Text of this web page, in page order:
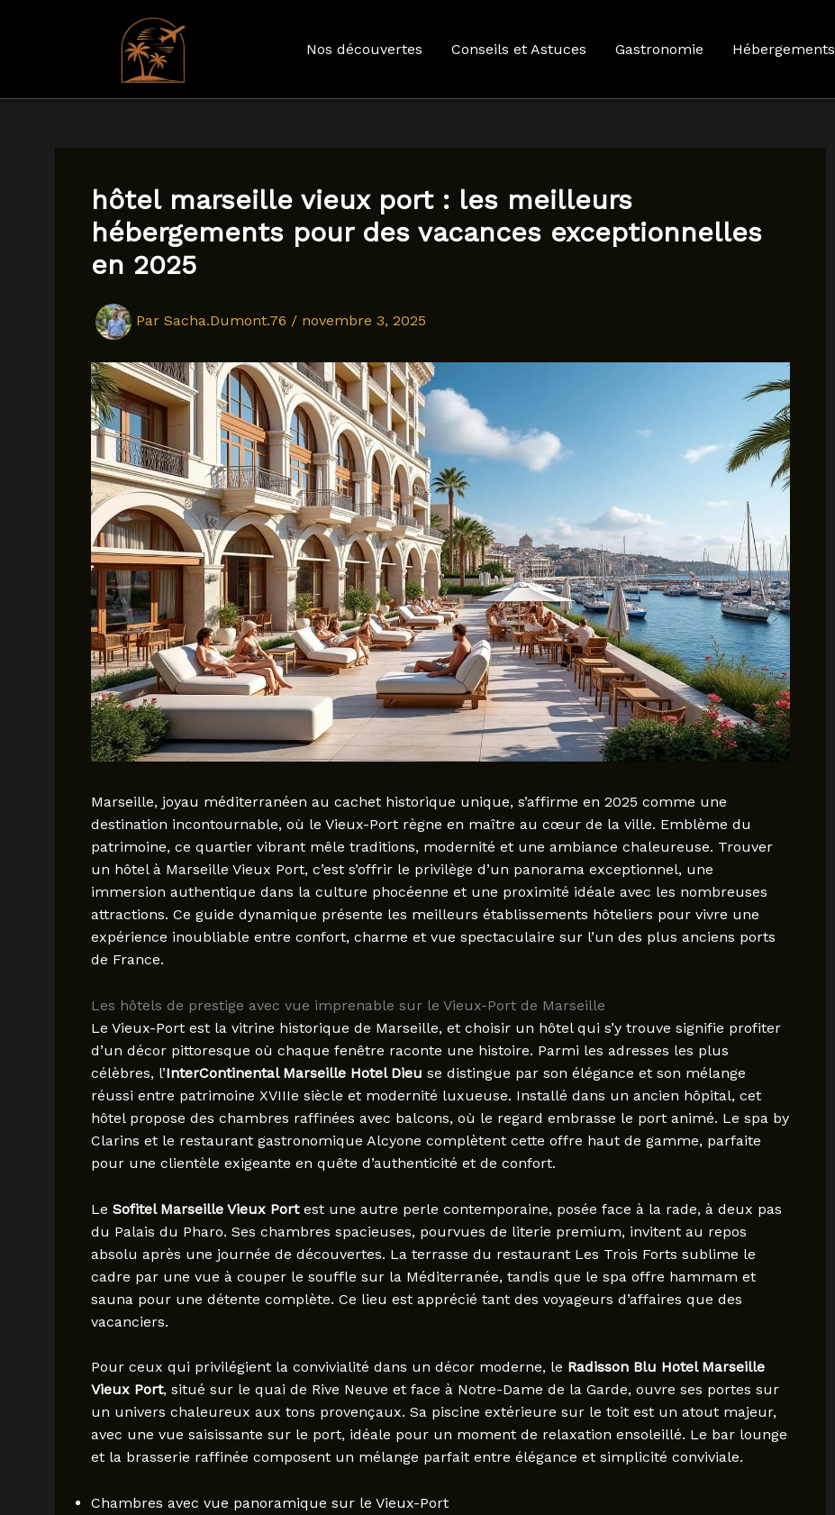
Aller
Nos découvertes Conseils et Astuces Gastronomie Hébergements
hôtel marseille vieux port : les meilleurs
hébergements pour des vacances exceptionnelles
en 2025
Par Sacha.Dumont.76 / novembre 3, 2025
Marseille, joyau méditerranéen au cachet historique unique, s’affirme en 2025 comme une
destination incontournable, où le Vieux-Port règne en maître au cœur de la ville. Emblème du
patrimoine, ce quartier vibrant mêle traditions, modernité et une ambiance chaleureuse. Trouver
un hôtel à Marseille Vieux Port, c’est s’offrir le privilège d’un panorama exceptionnel, une
immersion authentique dans la culture phocéenne et une proximité idéale avec les nombreuses
attractions. Ce guide dynamique présente les meilleurs établissements hôteliers pour vivre une
expérience inoubliable entre confort, charme et vue spectaculaire sur l’un des plus anciens ports
de France.
Les hôtels de prestige avec vue imprenable sur le Vieux-Port de Marseille
Le Vieux-Port est la vitrine historique de Marseille, et choisir un hôtel qui s’y trouve signifie profiter
d’un décor pittoresque où chaque fenêtre raconte une histoire. Parmi les adresses les plus
célèbres, l’InterContinental Marseille Hotel Dieu se distingue par son élégance et son mélange
réussi entre patrimoine XVIIIe siècle et modernité luxueuse. Installé dans un ancien hôpital, cet
hôtel propose des chambres raffinées avec balcons, où le regard embrasse le port animé. Le spa by
Clarins et le restaurant gastronomique Alcyone complètent cette offre haut de gamme, parfaite
pour une clientèle exigeante en quête d’authenticité et de confort.
Le Sofitel Marseille Vieux Portest une autre perle contemporaine, posée face à la rade, à deux pas
du Palais du Pharo. Ses chambres spacieuses, pourvues de literie premium, invitent au repos
absolu après une journée de découvertes. La terrasse du restaurant Les Trois Forts sublime le
cadre par une vue à couper le souffle sur la Méditerranée, tandis que le spa offre hammam et
sauna pour une détente complète. Ce lieu est apprécié tant des voyageurs d’affaires que des
vacanciers.
Pour ceux qui privilégient la convivialité dans un décor moderne, le Radisson Blu Hotel Marseille
Vieux Port, situé sur le quai de Rive Neuve et face à Notre-Dame de la Garde, ouvre ses portes sur
un univers chaleureux aux tons provençaux. Sa piscine extérieure sur le toit est un atout majeur,
avec une vue saisissante sur le port, idéale pour un moment de relaxation ensoleillé. Le bar lounge
et la brasserie raffinée composent un mélange parfait entre élégance et simplicité conviviale.
Chambres avec vue panoramique sur le Vieux-Port